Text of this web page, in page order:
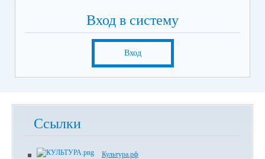
Вход в систему
Вход
Ссылки
Культура.рф